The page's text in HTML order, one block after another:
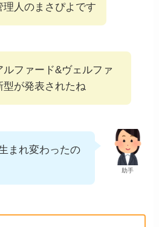
理人のまさぴよです
ルファード&ヴェルファ
型が発表されたね
助手
まれ変わったの